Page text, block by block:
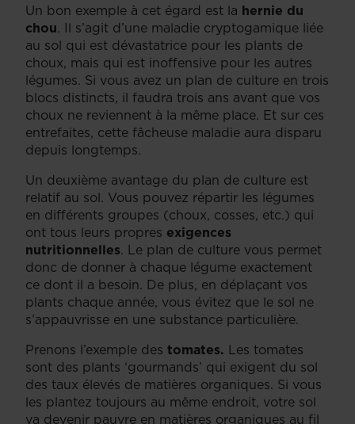
Un bon exemple à cet égard est la hernie du
chou. Il s’agit d’une maladie cryptogamique liée
au sol qui est dévastatrice pour les plants de
choux, mais qui est inoffensive pour les autres
légumes. Si vous avez un plan de culture en trois
blocs distincts, il faudra trois ans avant que vos
choux ne reviennent à la même place. Et sur ces
entrefaites, cette fâcheuse maladie aura disparu
depuis longtemps.
Un deuxième avantage du plan de culture est
relatif au sol. Vous pouvez répartir les légumes
en différents groupes (choux, cosses, etc.) qui
ont tous leurs propres exigences
nutritionnelles. Le plan de culture vous permet
donc de donner à chaque légume exactement
ce dont il a besoin. De plus, en déplaçant vos
plants chaque année, vous évitez que le sol ne
s’appauvrisse en une substance particulière.
Prenons l’exemple des tomates. Les tomates
sont des plants ‘gourmands’ qui exigent du sol
des taux élevés de matières organiques. Si vous
les plantez toujours au même endroit, votre sol
va devenir pauvre en matières organiques au fil